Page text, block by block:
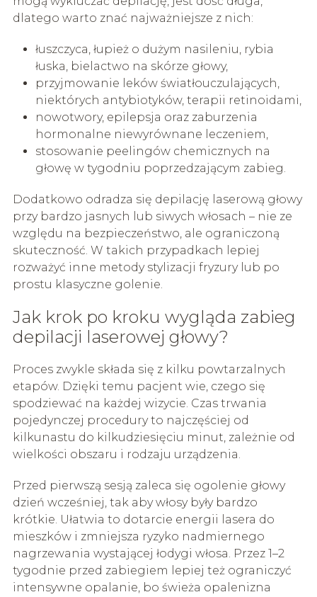
dlatego warto znać najważniejsze z nich:
łuszczyca, łupież o dużym nasileniu, rybia
łuska, bielactwo na skórze głowy,
przyjmowanie leków światłouczulających,
niektórych antybiotyków, terapii retinoidami,
nowotwory, epilepsja oraz zaburzenia
hormonalne niewyrównane leczeniem,
stosowanie peelingów chemicznych na
głowę w tygodniu poprzedzającym zabieg.
Dodatkowo odradza się depilację laserową głowy
przy bardzo jasnych lub siwych włosach – nie ze
względu na bezpieczeństwo, ale ograniczoną
skuteczność. W takich przypadkach lepiej
rozważyć inne metody stylizacji fryzury lub po
prostu klasyczne golenie.
Jak krok po kroku wygląda zabieg
depilacji laserowej głowy?
Proces zwykle składa się z kilku powtarzalnych
etapów. Dzięki temu pacjent wie, czego się
spodziewać na każdej wizycie. Czas trwania
pojedynczej procedury to najczęściej od
kilkunastu do kilkudziesięciu minut, zależnie od
wielkości obszaru i rodzaju urządzenia.
Przed pierwszą sesją zaleca się ogolenie głowy
dzień wcześniej, tak aby włosy były bardzo
krótkie. Ułatwia to dotarcie energii lasera do
mieszków i zmniejsza ryzyko nadmiernego
nagrzewania wystającej łodygi włosa. Przez 1–2
tygodnie przed zabiegiem lepiej też ograniczyć
intensywne opalanie, bo świeża opalenizna